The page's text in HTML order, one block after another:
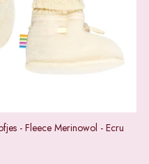
- Fleece Merinowol - Ecru